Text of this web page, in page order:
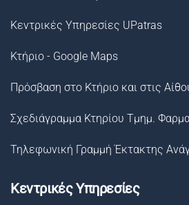
Κεντρικές Υπηρεσίες UPatras
Κτήριο - Google Maps
Πρόσβαση στο Κτήριο και στις
Σχεδιάγραμμα Κτηρίου Τμημ.
Τηλεφωνική Γραμμή Έκτακτης
Κεντρικές Υπηρεσίες